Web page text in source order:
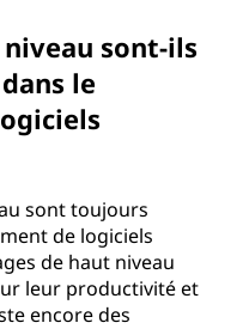
niveau sont-ils
le
sont toujours
de logiciels
de haut niveau
leur productivité et
encore des